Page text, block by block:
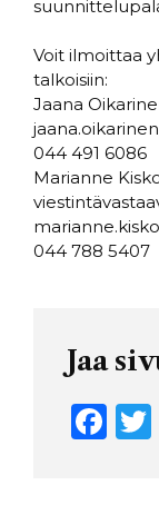
Voit ilmoittaa
talkoisiin:
Jaana
044 491 6086
Marianne
044 788 5407
Jaa
F